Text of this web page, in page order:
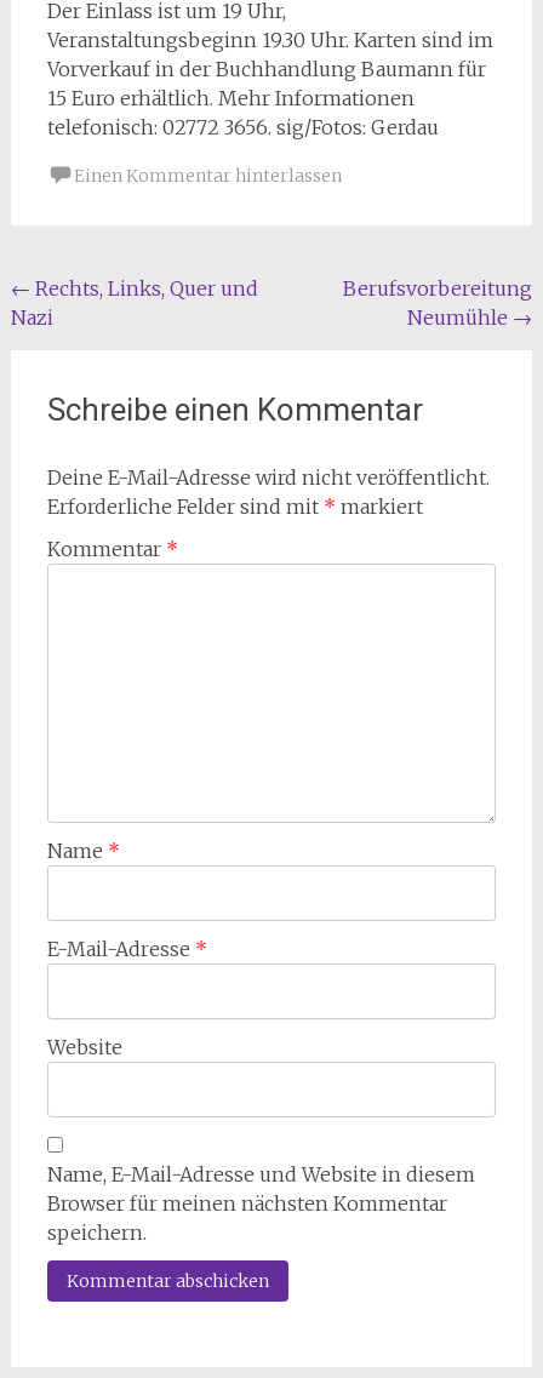
Der Einlass ist um 19 Uhr,
Veranstaltungsbeginn 19.30 Uhr. Karten sind im
Vorverkauf in der Buchhandlung Baumann für
15 Euro erhältlich. Mehr Informationen
telefonisch: 02772 3656. sig/Fotos: Gerdau
Einen Kommentar hinterlassen
Beitragsnavigation
← Rechts, Links, Quer und
Nazi
Berufsvorbereitung
Neumühle →
Schreibe einen Kommentar
Deine E-Mail-Adresse wird nicht veröffentlicht.
Erforderliche Felder sind mit * markiert
Kommentar *
Name *
E-Mail-Adresse *
Website
Name, E-Mail-Adresse und Website in diesem
Browser für meinen nächsten Kommentar
speichern.